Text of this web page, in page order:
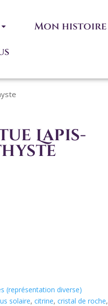
Mon histoire
Lapis-
(représentation diverse)
solaire, citrine, cristal de roche,